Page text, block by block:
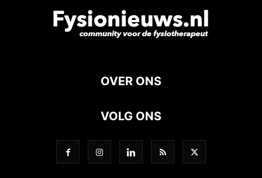
OVER ONS
VOLG ONS